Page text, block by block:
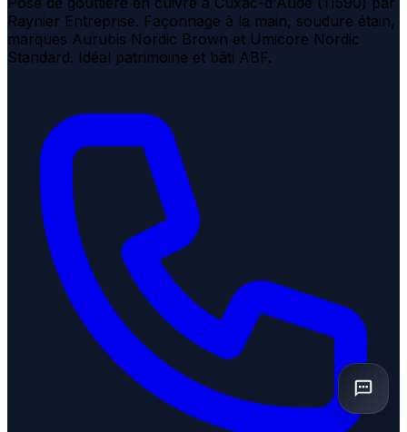
Raynier Entreprise. Façonnage à la main, soudure étain,
marques Aurubis Nordic Brown et Umicore Nordic
Standard. Idéal patrimoine et bâti ABF.